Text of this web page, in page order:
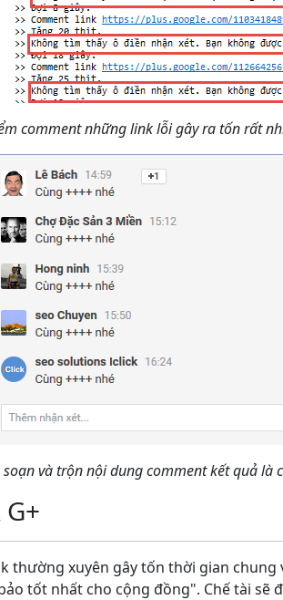
comment những link lỗi gây ra tốn rất
và trộn nội dung comment kết quả là
thường xuyên gây tốn thời gian
tốt nhất cho cộng đồng". Chế tài